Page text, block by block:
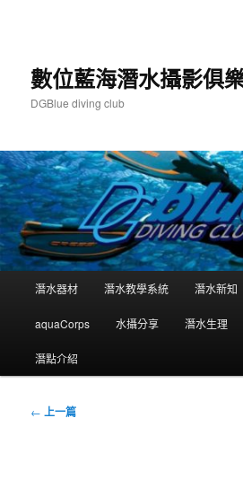
數位藍海潛水攝影俱
DGBlue diving club
潛水器材 潛水教學系統 潛水新知
aquaCorps 水攝分享 潛水生理
潛點介紹
文
← 上一篇